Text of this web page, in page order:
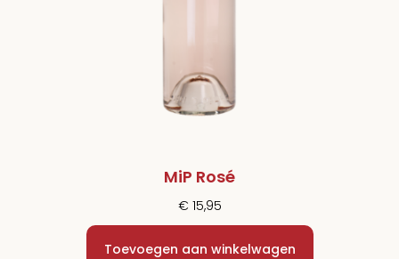
MiP Rosé
€ 15,95
Toevoegen aan winkelwagen